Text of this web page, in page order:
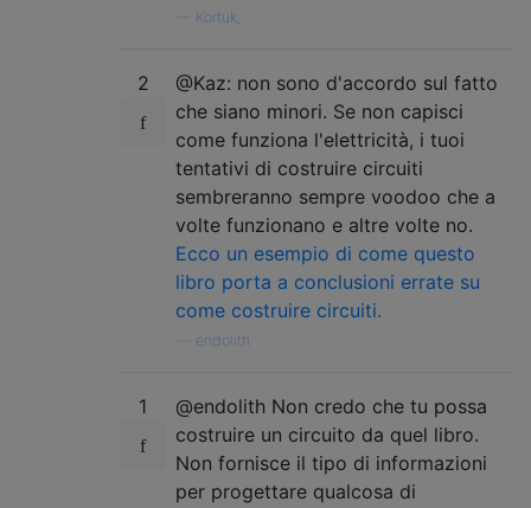
Kortuk,
2
@Kaz: non sono d'accordo sul fatto
che siano minori. Se non capisci
come funziona l'elettricità, i tuoi
tentativi di costruire circuiti
sembreranno sempre voodoo che a
volte funzionano e altre volte no.
Ecco un esempio di come questo
libro porta a conclusioni errate su
come costruire circuiti.
endolith
1
@endolith Non credo che tu possa
costruire un circuito da quel libro.
Non fornisce il tipo di informazioni
per progettare qualcosa di